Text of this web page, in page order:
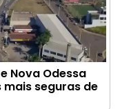
Nova Odessa
seguras de